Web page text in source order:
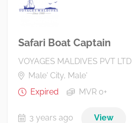
Safari Boat Captain
VOYAGES MALDIVES PVT LTD
Male' City, Male'
Expired
MVR 0+
3 years ago View